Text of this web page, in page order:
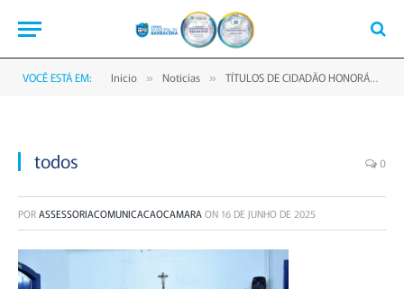
VOCÊ ESTÁ EM: Início » Notícias » TÍTULOS DE CIDADÃO HONORÁRIO, BENÉMÉRITO E HOMENAGEM À ESCOLA “A MARÉ” MARCAM NOITE SOLENE NA CÂMARA
todos 0
PORASSESSORIACOMUNICACAOCAMARAON 16 DE JUNHO DE 2025